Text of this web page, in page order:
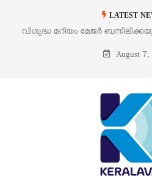
LATEST
തിരുനാൾ
‘പെറ്റൽസ്’ ലൈഫ്
August